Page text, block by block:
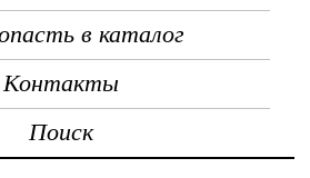
в каталог
Контакты
Поиск